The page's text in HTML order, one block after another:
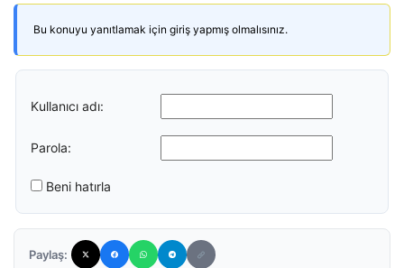
Bu konuyu yanıtlamak için giriş yapmış olmalısınız.
Kullanıcı adı:
Parola:
Beni hatırla
Paylaş: